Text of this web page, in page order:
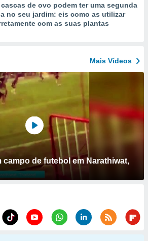
de ovo podem ter uma segunda
no seu jardim: eis como as utilizar
com as suas plantas
Mais Vídeos
campo de futebol em Narathiwat,